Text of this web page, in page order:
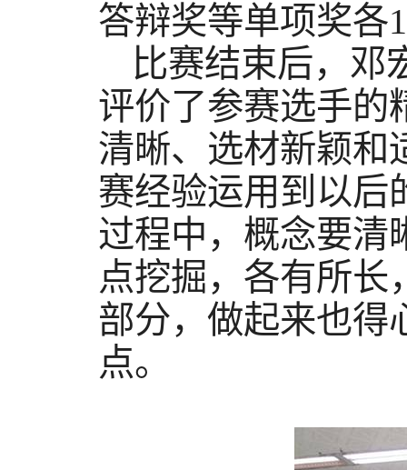
答辩奖等单项奖各1
比赛结束后，邓
评价了参赛选手的
清晰、选材新颖和
赛经验运用到以后
过程中，概念要清
点挖掘，各有所长
部分，做起来也得
点。